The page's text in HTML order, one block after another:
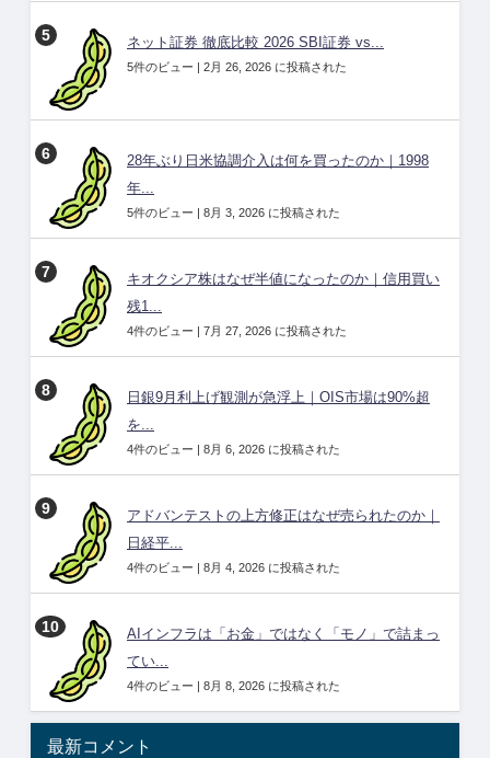
ネット証券 徹底比較 2026 SBI証券 vs...
5件のビュー | 2月 26, 2026 に投稿された
28年ぶり日米協調介入は何を買ったのか｜1998
年...
5件のビュー | 8月 3, 2026 に投稿された
キオクシア株はなぜ半値になったのか｜信用買い
残1...
4件のビュー | 7月 27, 2026 に投稿された
日銀9月利上げ観測が急浮上｜OIS市場は90%超
を...
4件のビュー | 8月 6, 2026 に投稿された
アドバンテストの上方修正はなぜ売られたのか｜
日経平...
4件のビュー | 8月 4, 2026 に投稿された
AIインフラは「お金」ではなく「モノ」で詰まっ
てい...
4件のビュー | 8月 8, 2026 に投稿された
最新コメント